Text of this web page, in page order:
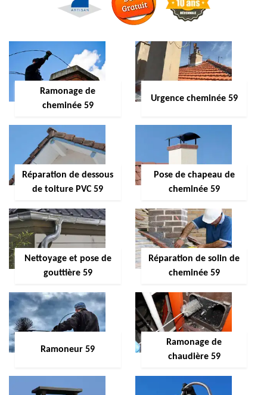
Ramonage de
cheminée 59
Urgence cheminée 59
Réparation de dessous
de toiture PVC 59
Pose de chapeau de
cheminée 59
Nettoyage et pose de
gouttière 59
Réparation de solin de
cheminée 59
Ramoneur 59
Ramonage de
chaudière 59